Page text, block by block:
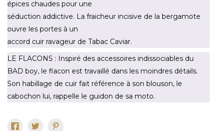
épices chaudes pour une
séduction addictive. La fraicheur incisive de la bergamote
ouvre les portes à un
accord cuir ravageur de Tabac Caviar.
LE FLACONS : Inspiré des accessoires indissociables du
BAD boy, le flacon est travaillé dans les moindres détails.
Son habillage de cuir fait référence à son blouson, le
cabochon lui, rappelle le guidon de sa moto.